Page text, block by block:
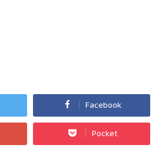
Facebook
Pocket